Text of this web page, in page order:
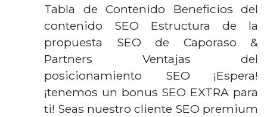
Tabla de Contenido Beneficios del
contenido SEO Estructura de la
propuesta SEO de Caporaso &
Partners Ventajas del
posicionamiento SEO ¡Espera!
¡tenemos un bonus SEO EXTRA para
ti! Seas nuestro cliente SEO premium